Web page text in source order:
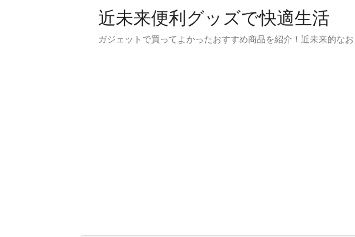
近未来便利グッズで快適生活
ガジェットで買ってよかったおすすめ商品を紹介！近未来的な